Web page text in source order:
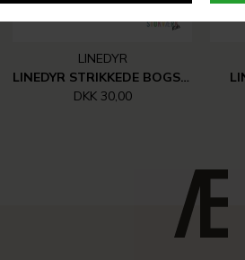
LINEDYR
LINEDYR STRIKKEDE BOGSTAVER, TAL MM.
DKK 30,00